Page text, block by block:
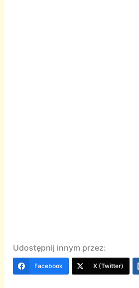
Udostępnij innym przez:
Facebook X (Twitter)